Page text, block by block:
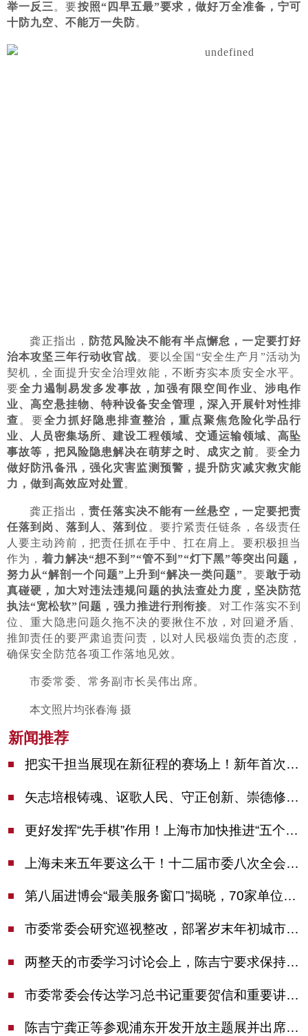
举一反三 。要按照“四早五最”要求，做好万全准备，宁可
十防九空、不能万一失防。
龚正指出，
防范风险决不能有半点懈怠，一定要打好
治本攻坚三年行动收官战。要以全国“安全生产月”活动为
契机，全面提升安全治理效能，不断夯实本质安全水平。
要全力遏制易发多发事故，加强有限空间作业、涉电作
业、高空悬挂物、特种设备安全管理，深入开展针对性排
查 。要全力抓好隐患排查整治，重点聚焦危险化学品行
业、人员密集场所、建设工程领域、交通运输领域、高坠
事故等，把风险隐患解决在萌芽之时、成灾之前。要全力
做好防汛备汛，强化灾害监测预警，提升防灾减灾救灾能
力，做到高效应对处置。
龚正指出，责任落实决不能有一丝悬空，一定要把责
任落到岗、落到人、落到位 。要拧紧责任链条，各级责任
人要主动跨前，把责任抓在手中、扛在肩上。要积极担当
作为， 着力解决“想不到”“管不到”“灯下黑”等突出问题，
努力从“解剖一个问题”上升到“解决一类问题”。要敢于动
真碰硬，加大对违法违规问题的执法查处力度，坚决防范
执法“宽松软”问题，强力推进行刑衔接。对工作落实不到
位、重大隐患问题久拖不决的要揪住不放，对回避矛盾、
推卸责任的要严肃追责问责，以对人民极端负责的态度，
确保安全防范各项工作落地见效。
市委常委、常务副市长吴伟出席。
本文照片均张春海 摄
新闻推荐
把实干担当展现在新征程的赛场上！新年首次市委季度工作会议举行，陈吉宁作工作点评
矢志培根铸魂、讴歌人民、守正创新、崇德修身！这场座谈会上，陈吉宁对全市文化战线提出期望
更好发挥“先手棋”作用！上海市加快推进“五个中心”建设领导小组会议举行
上海未来五年要这么干！十二届市委八次全会审议通过上海“十五五”规划建议
第八届进博会“最美服务窗口”揭晓，70家单位诠释“上海服务”温度
市委常委会研究巡视整改，部署岁末年初城市安全工作
两整天的市委学习讨论会上，陈吉宁要求保持战略定力始终坚定信心善于科学应对
市委常委会传达学习总书记重要贺信和重要讲话精神，研究党建引领物业治理等工作
陈吉宁龚正等参观浦东开发开放主题展并出席座谈会